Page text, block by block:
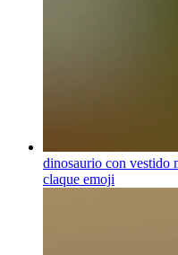
dinosaurio con vestido
claque emoji